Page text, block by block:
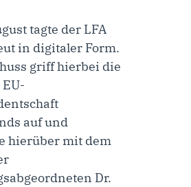
WERDEN!
tagte der LFA
in digitaler Form.
griff hierbei die
auf und
hierüber mit dem
Dr.